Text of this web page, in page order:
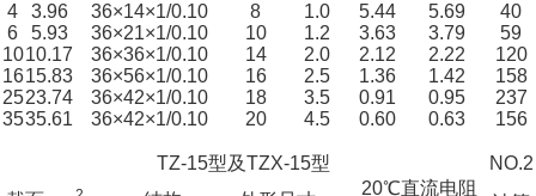
4
3.96 36×14×1/0.10 8 1.0 5.44 5.69
40
6
5.93 36×21×1/0.10 10 1.2 3.63 3.79
59
1010.17 36×36×1/0.10 14 2.0 2.12 2.22
120
1615.83 36×56×1/0.10 16 2.5 1.36 1.42
158
2523.74 36×42×1/0.10 18 3.5 0.91 0.95
237
3535.61 36×42×1/0.10 20 4.5 0.60 0.63 156
TZ-15型及TZX-15型
NO.2
20℃直流电阻